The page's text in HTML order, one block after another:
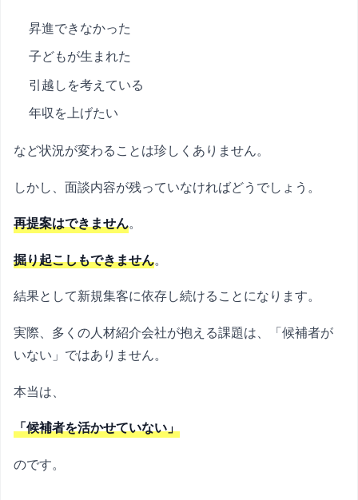
昇進できなかった
子どもが生まれた
引越しを考えている
年収を上げたい
など状況が変わることは珍しくありません。
しかし、面談内容が残っていなければどうでしょう。
再提案はできません。
掘り起こしもできません。
結果として新規集客に依存し続けることになります。
実際、多くの人材紹介会社が抱える課題は、「候補者が
いない」ではありません。
本当は、
「候補者を活かせていない」
のです。